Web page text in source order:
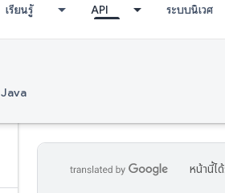
เรียนรู้ API ระบบนิเวศ
Java
หน้านี้ไ